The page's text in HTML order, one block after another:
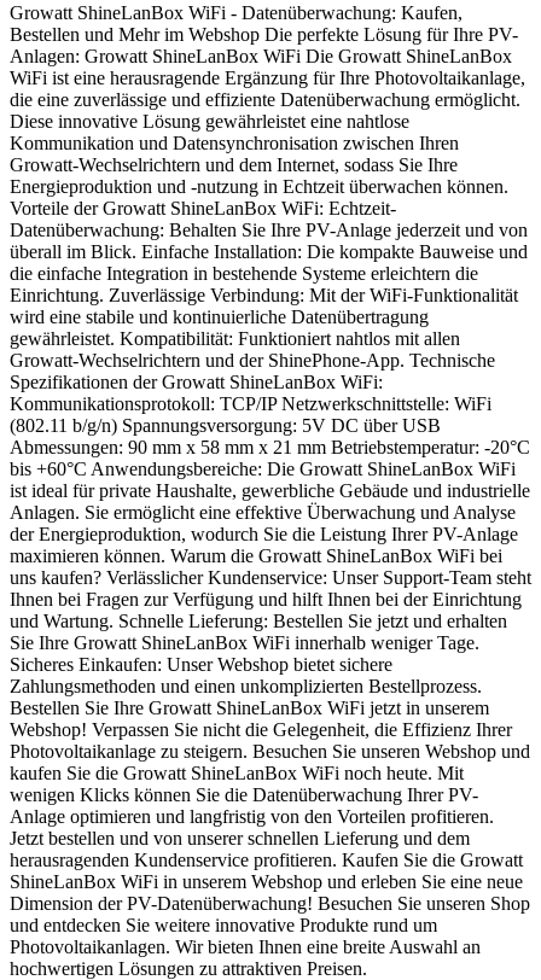
Growatt ShineLanBox WiFi - Datenüberwachung: Kaufen,
Bestellen und Mehr im Webshop Die perfekte Lösung für Ihre PV-
Anlagen: Growatt ShineLanBox WiFi Die Growatt ShineLanBox
WiFi ist eine herausragende Ergänzung für Ihre Photovoltaikanlage,
die eine zuverlässige und effiziente Datenüberwachung ermöglicht.
Diese innovative Lösung gewährleistet eine nahtlose
Kommunikation und Datensynchronisation zwischen Ihren
Growatt-Wechselrichtern und dem Internet, sodass Sie Ihre
Energieproduktion und -nutzung in Echtzeit überwachen können.
Vorteile der Growatt ShineLanBox WiFi: Echtzeit-
Datenüberwachung: Behalten Sie Ihre PV-Anlage jederzeit und von
überall im Blick. Einfache Installation: Die kompakte Bauweise und
die einfache Integration in bestehende Systeme erleichtern die
Einrichtung. Zuverlässige Verbindung: Mit der WiFi-Funktionalität
wird eine stabile und kontinuierliche Datenübertragung
gewährleistet. Kompatibilität: Funktioniert nahtlos mit allen
Growatt-Wechselrichtern und der ShinePhone-App. Technische
Spezifikationen der Growatt ShineLanBox WiFi:
Kommunikationsprotokoll: TCP/IP Netzwerkschnittstelle: WiFi
(802.11 b/g/n) Spannungsversorgung: 5V DC über USB
Abmessungen: 90 mm x 58 mm x 21 mm Betriebstemperatur: -20°C
bis +60°C Anwendungsbereiche: Die Growatt ShineLanBox WiFi
ist ideal für private Haushalte, gewerbliche Gebäude und industrielle
Anlagen. Sie ermöglicht eine effektive Überwachung und Analyse
der Energieproduktion, wodurch Sie die Leistung Ihrer PV-Anlage
maximieren können. Warum die Growatt ShineLanBox WiFi bei
uns kaufen? Verlässlicher Kundenservice: Unser Support-Team steht
Ihnen bei Fragen zur Verfügung und hilft Ihnen bei der Einrichtung
und Wartung. Schnelle Lieferung: Bestellen Sie jetzt und erhalten
Sie Ihre Growatt ShineLanBox WiFi innerhalb weniger Tage.
Sicheres Einkaufen: Unser Webshop bietet sichere
Zahlungsmethoden und einen unkomplizierten Bestellprozess.
Bestellen Sie Ihre Growatt ShineLanBox WiFi jetzt in unserem
Webshop! Verpassen Sie nicht die Gelegenheit, die Effizienz Ihrer
Photovoltaikanlage zu steigern. Besuchen Sie unseren Webshop und
kaufen Sie die Growatt ShineLanBox WiFi noch heute. Mit
wenigen Klicks können Sie die Datenüberwachung Ihrer PV-
Anlage optimieren und langfristig von den Vorteilen profitieren.
Jetzt bestellen und von unserer schnellen Lieferung und dem
herausragenden Kundenservice profitieren. Kaufen Sie die Growatt
ShineLanBox WiFi in unserem Webshop und erleben Sie eine neue
Dimension der PV-Datenüberwachung! Besuchen Sie unseren Shop
und entdecken Sie weitere innovative Produkte rund um
Photovoltaikanlagen. Wir bieten Ihnen eine breite Auswahl an
hochwertigen Lösungen zu attraktiven Preisen.